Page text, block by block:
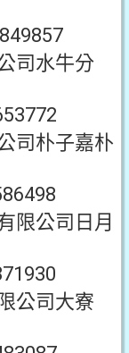
司水牛分
司朴子嘉朴
限公司日月
公司大寮